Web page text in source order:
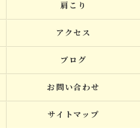
肩こり
アクセス
ブログ
お問い合わせ
サイトマップ